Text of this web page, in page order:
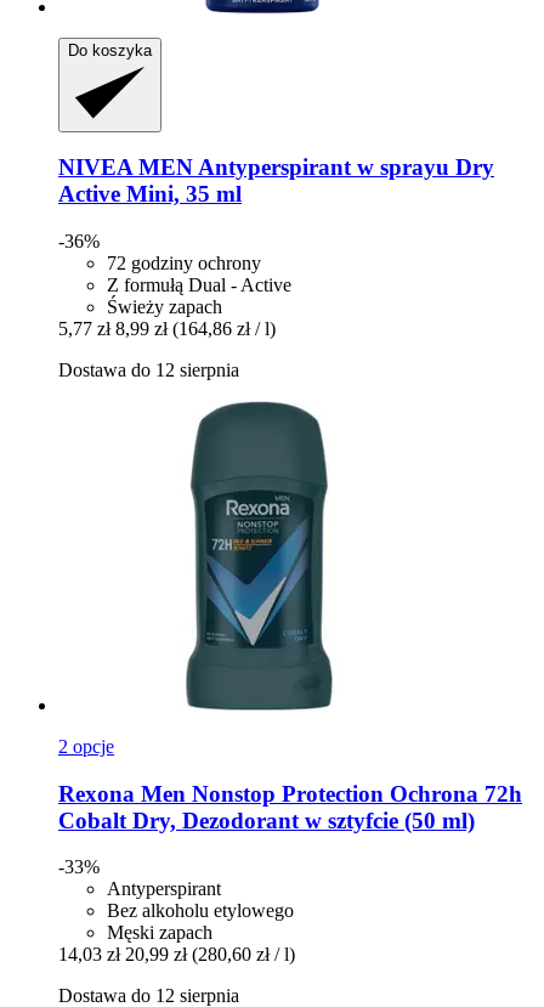
Do koszyka
NIVEAMEN Antyperspirant w sprayu Dry
Active Mini, 35 ml
-36%
72 godziny ochrony
Z formułą Dual - Active
Świeży zapach
5,77 zł 8,99 zł (164,86 zł / l)
Dostawa do 12 sierpnia
2 opcje
Rexona Men Nonstop Protection Ochrona 72h
Cobalt Dry, Dezodorant w sztyfcie (50 ml)
-33%
Antyperspirant
Bez alkoholu etylowego
Męski zapach
14,03 zł 20,99 zł (280,60 zł / l)
Dostawa do 12 sierpnia